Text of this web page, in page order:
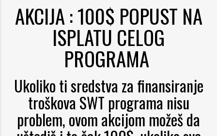
AKCIJA : 100$ POPUST NA
ISPLATU CELOG
PROGRAMA
Ukoliko ti sredstva za finansiranje
troškova SWT programa nisu
problem, ovom akcijom možeš da